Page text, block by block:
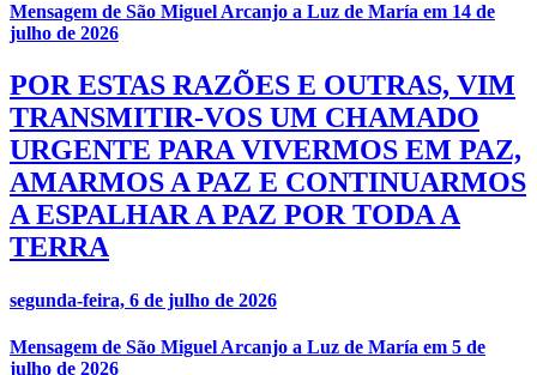
Mensagem de São Miguel Arcanjo a Luz de María em 14 de
julho de 2026
POR ESTAS RAZÕES E OUTRAS, VIM
TRANSMITIR-VOS UM CHAMADO
URGENTE PARA VIVERMOS EM PAZ,
AMARMOS A PAZ E CONTINUARMOS
A ESPALHAR A PAZ POR TODA A
TERRA
segunda-feira, 6 de julho de 2026
Mensagem de São Miguel Arcanjo a Luz de María em 5 de
julho de 2026